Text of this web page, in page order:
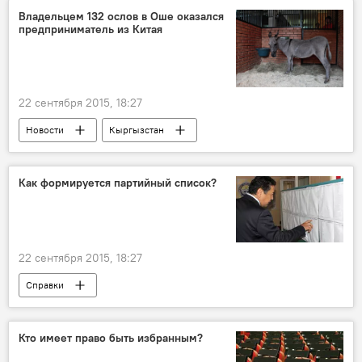
процедура
паспорт
избирательный участок
Владельцем 132 ослов в Оше оказался
предприниматель из Китая
22 сентября 2015, 18:27
Новости
Кыргызстан
Происшествия
"Ослиная" тема в Кыргызстане
Ош
Как формируется партийный список?
22 сентября 2015, 18:27
Справки
По каким правилам проходят выборы в Жогорку Кенеш
Шайлоо-2015
партия
выборы
Кто имеет право быть избранным?